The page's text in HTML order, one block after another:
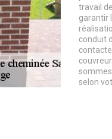
travail
garantir
conduit
selon